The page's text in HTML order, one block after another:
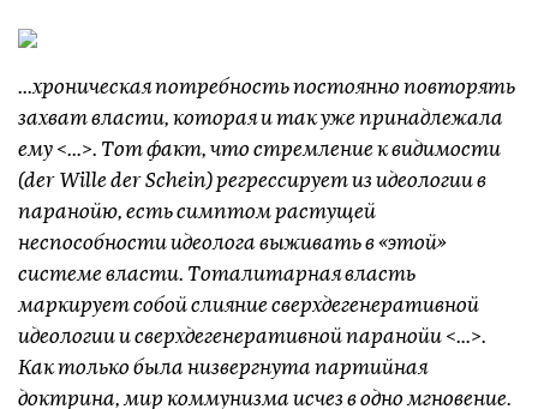
...хроническая потребность постоянно повторять
захват власти, которая и так уже принадлежала
ему <...>. Тот факт, что стремление к видимости
(der Wille der Schein) регрессирует из идеологии в
паранойю, есть симптом растущей
неспособности идеолога выживать в «этой»
системе власти. Тоталитарная власть
маркирует собой слияние сверхдегенеративной
идеологии и сверхдегенеративной паранойи <...>.
Как только была низвергнута партийная
доктрина, мир коммунизма исчез в одно мгновение.